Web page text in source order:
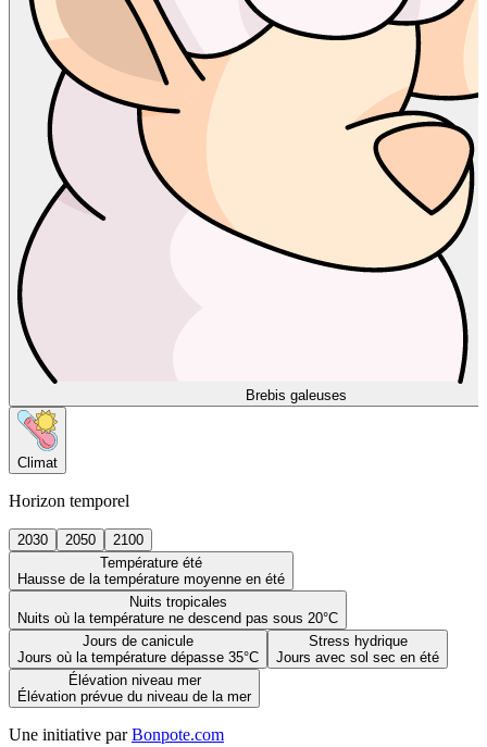
Brebis galeuses
Climat
Horizon temporel
2030 2050
2100
Température été
Hausse de la température moyenne en été
Nuits tropicales
Nuits où la température ne descend pas sous 20°C
Jours de canicule
Jours où la température dépasse 35°C
Stress hydrique
Jours avec sol sec en été
Élévation niveau mer
Élévation prévue du niveau de la mer
Une initiative par Bonpote.com